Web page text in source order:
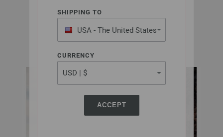
SHIPPING TO
USA - The United States
of America
CURRENCY
ACCEPT